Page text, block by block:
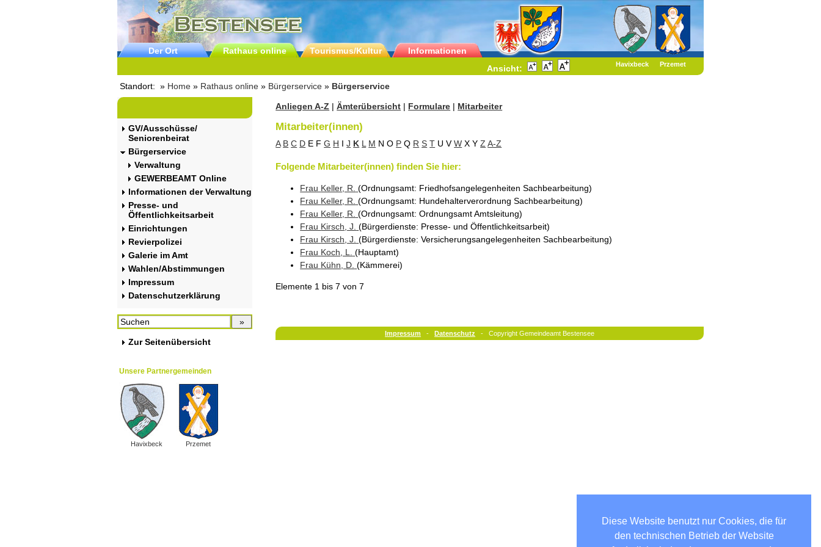
Diese Website benutzt nur Cookies, die für
den technischen Betrieb der Website
Havixbeck Przemet
Der Ort Rathaus online Tourismus/Kultur
Informationen
Ansicht:
Standort: » Home » Rathaus online » Bürgerservice » Bürgerservice
GV/Ausschüsse/
Seniorenbeirat
Bürgerservice
Verwaltung
GEWERBEAMT Online
Informationen der Verwaltung
Presse- und
Öffentlichkeitsarbeit
Einrichtungen
Revierpolizei
Galerie im Amt
Wahlen/Abstimmungen
Impressum
Datenschutzerklärung
Zur Seitenübersicht
Unsere Partnergemeinden
Havixbeck Przemet
Anliegen A-Z |Ämterübersicht | Formulare | Mitarbeiter
Mitarbeiter(innen)
A B C D E F G H I J K L M N O P Q R S T U V W X Y Z A-Z
Folgende Mitarbeiter(innen) finden Sie hier:
Frau Keller, R. (Ordnungsamt: Friedhofsangelegenheiten Sachbearbeitung)
Frau Keller, R. (Ordnungsamt: Hundehalterverordnung Sachbearbeitung)
Frau Keller, R. (Ordnungsamt: Ordnungsamt Amtsleitung)
Frau Kirsch , J. (Bürgerdienste: Presse- und Öffentlichkeitsarbeit)
Frau Kirsch , J. (Bürgerdienste: Versicherungsangelegenheiten Sachbearbeitung)
Frau Koch , L. (Hauptamt)
Frau Kühn , D. (Kämmerei)
Elemente 1 bis 7 von7
Impressum -Datenschutz - Copyright Gemeindeamt Bestensee